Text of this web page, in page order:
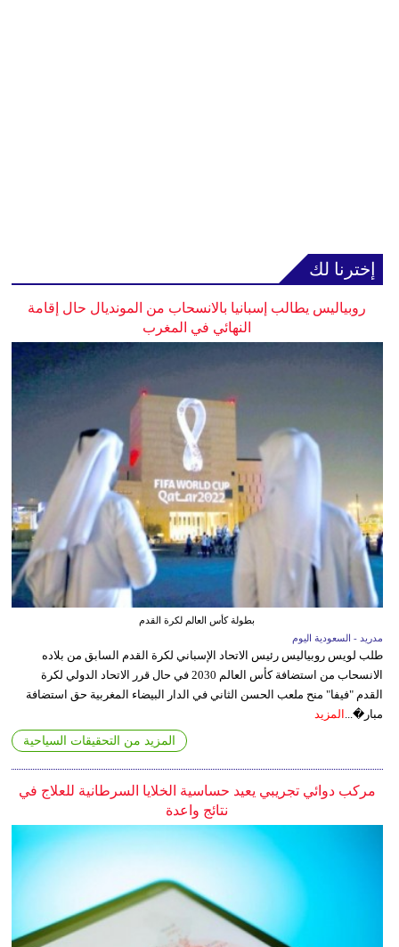
إخترنا لك
روبياليس يطالب إسبانيا بالانسحاب من المونديال حال إقامة
النهائي في المغرب
بطولة كأس العالم لكرة القدم
مدريد - السعودية اليوم
طلب لويس روبياليس رئيس الاتحاد الإسباني لكرة القدم السابق من بلاده
الانسحاب من استضافة كأس العالم 2030 في حال قرر الاتحاد الدولي لكرة
القدم "فيفا" منح ملعب الحسن الثاني في الدار البيضاء المغربية حق استضافة
مبار�... المزيد
المزيد من التحقيقات السياحية
مركب دوائي تجريبي يعيد حساسية الخلايا السرطانية للعلاج في
نتائج واعدة